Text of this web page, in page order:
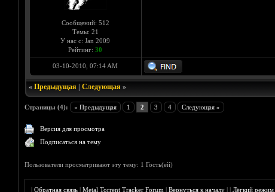
Сообщений: 512
Темы: 21
У нас с: Jan 2009
Рейтинг: 30
03-10-2010, 07:14 AM
« Предыдущая| Следующая»
Страницы (4): « Предыдущая 1 2 3 4 Следующая »
Версия для просмотра
Подписаться на тему
Пользователи просматривают эту тему: 1 Гость(ей)
|Обратная связь |Metal Torrent Tracker Forum |Вернуться к началу ||Лёгкий режим